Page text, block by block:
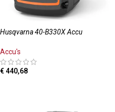
Husqvarna 40-B330X Accu
Accu's
€ 440,68